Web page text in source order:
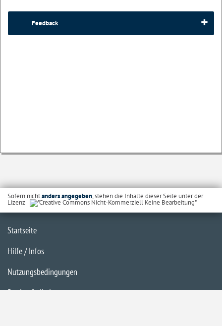
Feedback
Sofern nichtanders angegeben, stehen die Inhalte dieser Seite unter der
Lizenz
Startseite
Hilfe / Infos
Nutzungsbedingungen
Barrierefreiheit